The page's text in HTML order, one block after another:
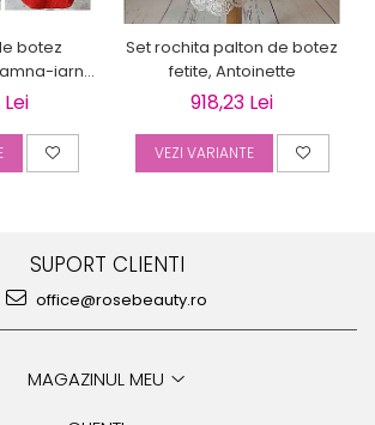
botez
iarna
Set rochita palton de botez
fetite, Antoinette
918,23 Lei
VEZI VARIANTE
SUPORT CLIENTI
office@rosebeauty.ro
MAGAZINUL MEU